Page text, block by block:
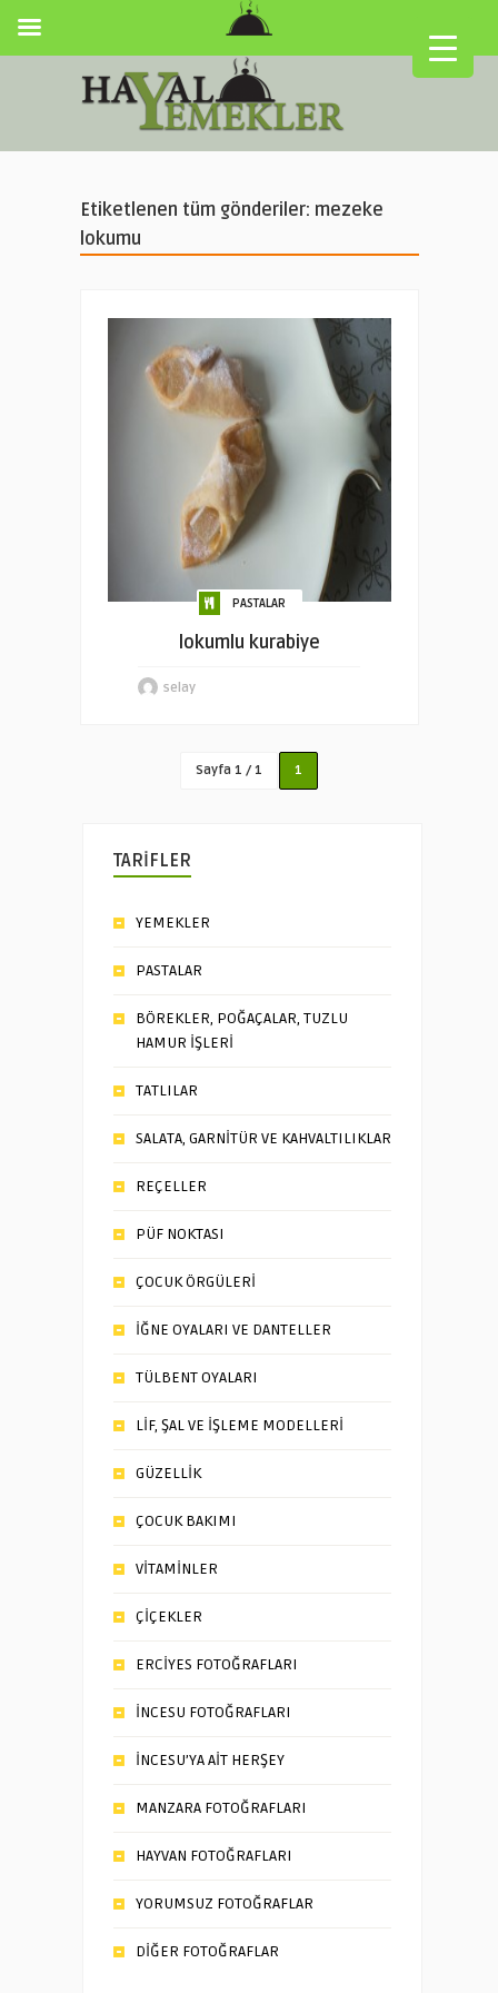
Etiketlenen tüm gönderiler: mezeke
lokumu
PASTALAR
lokumlu kurabiye
selay
Sayfa 1 / 1 1
TARİFLER
YEMEKLER
PASTALAR
BÖREKLER, POĞAÇALAR, TUZLU
HAMUR İŞLERİ
TATLILAR
SALATA, GARNİTÜR VE KAHVALTILIKLAR
REÇELLER
PÜF NOKTASI
ÇOCUK ÖRGÜLERİ
İĞNE OYALARI VE DANTELLER
TÜLBENT OYALARI
LİF, ŞAL VE İŞLEME MODELLERİ
GÜZELLİK
ÇOCUK BAKIMI
VİTAMİNLER
ÇİÇEKLER
ERCİYES FOTOĞRAFLARI
İNCESU FOTOĞRAFLARI
İNCESU’YA AİT HERŞEY
MANZARA FOTOĞRAFLARI
HAYVAN FOTOĞRAFLARI
YORUMSUZ FOTOĞRAFLAR
DİĞER FOTOĞRAFLAR